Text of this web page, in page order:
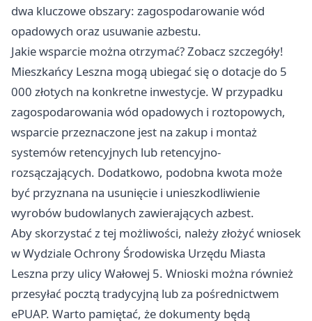
dwa kluczowe obszary: zagospodarowanie wód
opadowych oraz usuwanie azbestu.
Jakie wsparcie można otrzymać? Zobacz szczegóły!
Mieszkańcy Leszna mogą ubiegać się o dotacje do 5
000 złotych na konkretne inwestycje. W przypadku
zagospodarowania wód opadowych i roztopowych,
wsparcie przeznaczone jest na zakup i montaż
systemów retencyjnych lub retencyjno-
rozsączających. Dodatkowo, podobna kwota może
być przyznana na usunięcie i unieszkodliwienie
wyrobów budowlanych zawierających azbest.
Aby skorzystać z tej możliwości, należy złożyć wniosek
w Wydziale Ochrony Środowiska Urzędu Miasta
Leszna przy ulicy Wałowej 5. Wnioski można również
przesyłać pocztą tradycyjną lub za pośrednictwem
ePUAP. Warto pamiętać, że dokumenty będą